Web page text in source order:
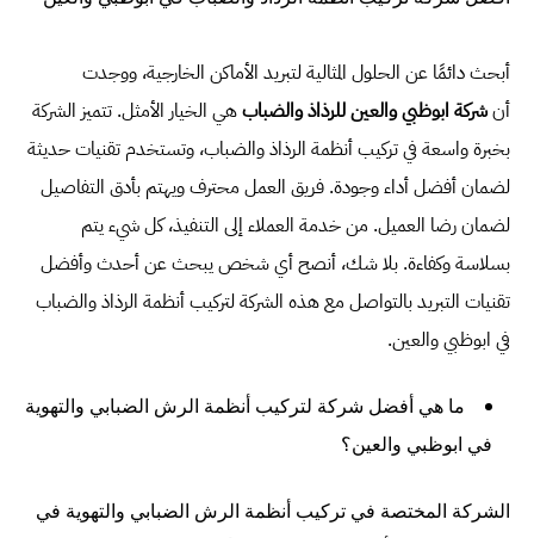
أبحث دائمًا عن الحلول المثالية لتبريد الأماكن الخارجية، ووجدت
أنشركة ابوظبي والعين للرذاذ والضبابهي الخيار الأمثل. تتميز الشركة
بخبرة واسعة في تركيب أنظمة الرذاذ والضباب، وتستخدم تقنيات حديثة
لضمان أفضل أداء وجودة. فريق العمل محترف ويهتم بأدق التفاصيل
لضمان رضا العميل. من خدمة العملاء إلى التنفيذ، كل شيء يتم
بسلاسة وكفاءة. بلا شك، أنصح أي شخص يبحث عن أحدث وأفضل
تقنيات التبريد بالتواصل مع هذه الشركة لتركيب أنظمة الرذاذ والضباب
في ابوظبي والعين.
ما هي أفضل شركة لتركيب أنظمة الرش الضبابي والتهوية
في ابوظبي والعين؟
الشركة المختصة في تركيب أنظمة الرش الضبابي والتهوية في